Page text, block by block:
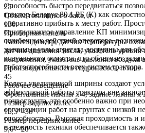
Способность быстро передвигаться
трактор Беларус 80.1 РБ (К) как
оперативно прибыть к месту работ.
однорычажное управление КП
ошибочных действий оператора,
значимые узлы агрегата доступны для
визуального осмотра, что облегчает
работоспособности всех систем трактора.
Колеса увеличенной ширины создают
эффективной работы трактора вне
почвогрунта, это особенно важно при
организации работ на грунтах с низкой
способностью. Высокая проходимость и
надежность техники обеспечивается
25
Объем топливного бака, л
130
Приборная панель
Тахоспидометр, датчик температуры
датчик давления масла, указатель уровня
напряжения, указатель давления воздуха
Производительность гидронасоса, л/мин
45
Рабочее освещение
Фронтальные лампы x 4, задние лампы x
Размер задних колес
15,5"–38"
Размер передних колес
9,0"–20"